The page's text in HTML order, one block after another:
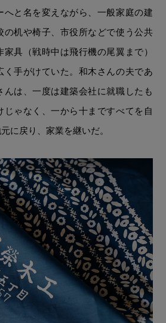
へと名を変えながら、一般家庭の建
の机や椅子、市役所などで使う公共
具（戦時中は飛行機の尾翼まで）
く手がけていた。和木さんの夫であ
んは、一度は建築会社に就職したも
じゃなく、一から十まですべてを自
に戻り、家業を継いだ。